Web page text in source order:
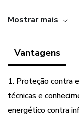
***Curso online
whatsapp para
@cinthiamalaga e
Mostrar mais
Vantagens
1. Proteção contra
técnicas e
energético contra